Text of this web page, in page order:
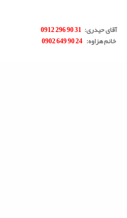
آقای حیدری:
31 90 296 0912
خانم هزاوه:
24 90 649 0902